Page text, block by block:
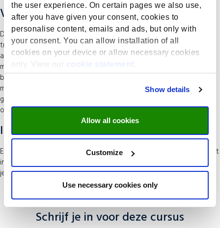
the user experience. On certain pages we also use,
after you have given your consent, cookies to
personalise content, emails and ads, but only with
your consent. You can allow installation of all
cookies on your device or allow necessary cookies
only. View our
cookie statement
Show details
Allow all cookies
Customize
Use necessary cookies only
Voor wie is deze cursus:
De kansen voor experts op het gebied van gezondheid en digitale
transformatie worden de komende jaren naar verwachting
aanzienlijk groter, aangezien er meer experts nodig zijn die de
mogelijkheden, maar ook de beperkingen van digitale technologie
begrijpen om de gezondheidszorg op een innovatieve en duurzame
manier te transformeren. Dit is een masterprogramma voor
gezondheidszorg consultants, project managers, beleidsadviseurs,
onderzoekers, ondernemers.
Investering:
Er zijn twee soorten collegegelden: het wettelijke collegegeld en het
instellingscollegegeld. Het bedrag dat je moet betalen hangt af van
je situatie. Bezoek onze website voor gedetailleerde informatie.
Schrijf je in voor deze cursus